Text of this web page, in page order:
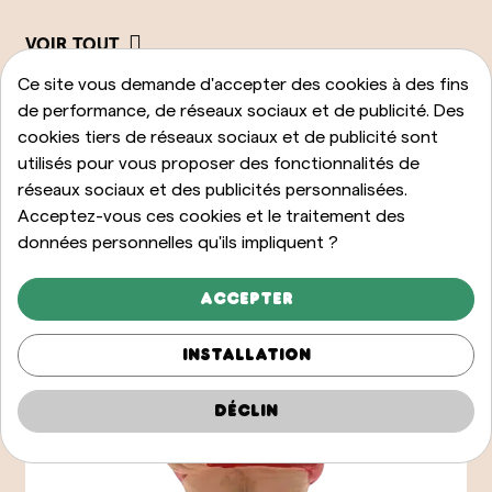
VOIR TOUT
Ce site vous demande d'accepter des cookies à des fins
de performance, de réseaux sociaux et de publicité. Des
cookies tiers de réseaux sociaux et de publicité sont
utilisés pour vous proposer des fonctionnalités de
réseaux sociaux et des publicités personnalisées.
Acceptez-vous ces cookies et le traitement des
données personnelles qu'ils impliquent ?
Accepter
Installation
Déclin